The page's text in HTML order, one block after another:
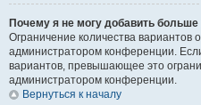
Почему я не могу добавить больше
Ограничение количества вариантов
администратором конференции.
вариантов, превышающее это
администратором конференции.
Вернуться к началу